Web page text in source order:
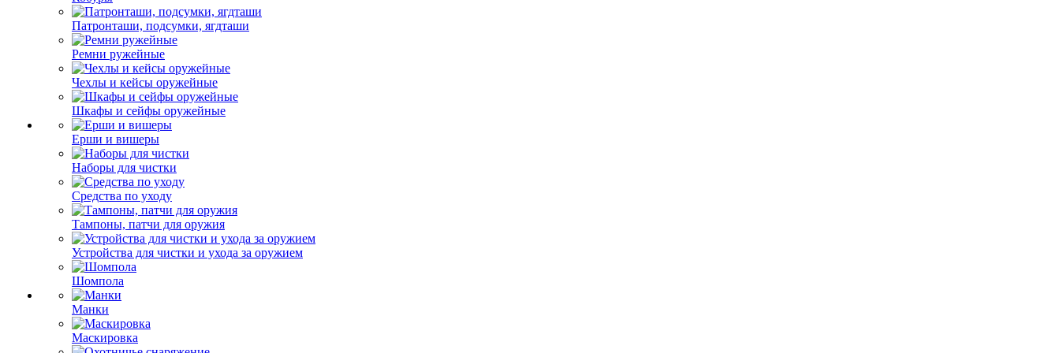
Патронташи, подсумки, ягдташи
Ремни ружейные
Чехлы и кейсы оружейные
Шкафы и сейфы оружейные
Ерши и вишеры
Наборы для чистки
Средства по уходу
Тампоны, патчи для оружия
Устройства для чистки и ухода за оружием
Шомпола
Манки
Маскировка